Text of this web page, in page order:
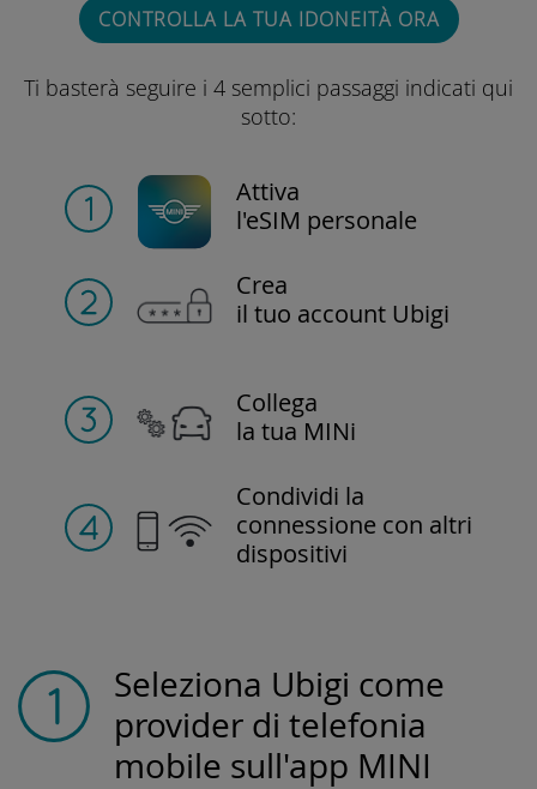
CONTROLLA LA TUA IDONEITÀ ORA
Ti basterà seguire i 4 semplici passaggi indicati qui
sotto:
Attiva
l'eSIM personale
Crea
il tuo account Ubigi
Collega
la tua MINi
Condividi la
connessione con altri
dispositivi
Seleziona Ubigi come
provider di telefonia
mobile sull'app MINI